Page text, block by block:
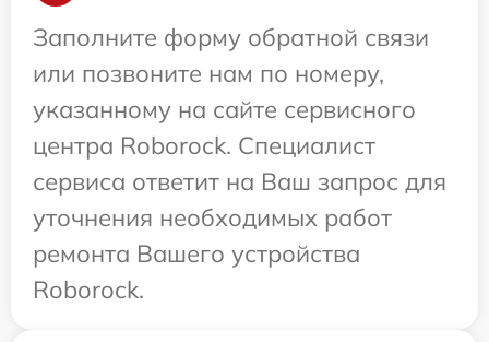
Заполните форму обратной связи
или позвоните нам по номеру,
указанному на сайте сервисного
центра Roborock. Специалист
сервиса ответит на Ваш запрос для
уточнения необходимых работ
ремонта Вашего устройства
Roborock.